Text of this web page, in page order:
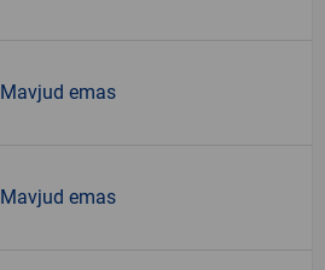
Mavjud emas
Mavjud emas